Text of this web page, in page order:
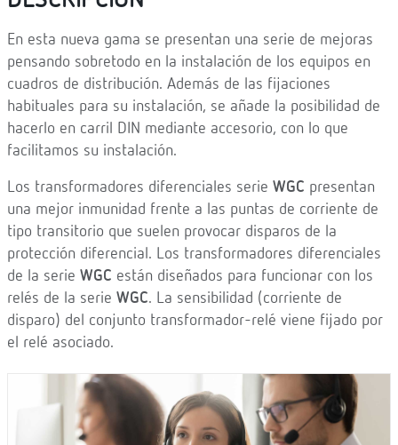
En esta nueva gama se presentan una serie de mejoras
pensando sobretodo en la instalación de los equipos en
cuadros de distribución. Además de las fijaciones
habituales para su instalación, se añade la posibilidad de
hacerlo en carril DIN mediante accesorio, con lo que
facilitamos su instalación.
Los transformadores diferenciales serie WGC presentan
una mejor inmunidad frente a las puntas de corriente de
tipo transitorio que suelen provocar disparos de la
protección diferencial. Los transformadores diferenciales
de la serie WGC están diseñados para funcionar con los
relés de la serie WGC. La sensibilidad (corriente de
disparo) del conjunto transformador-relé viene fijado por
el relé asociado.